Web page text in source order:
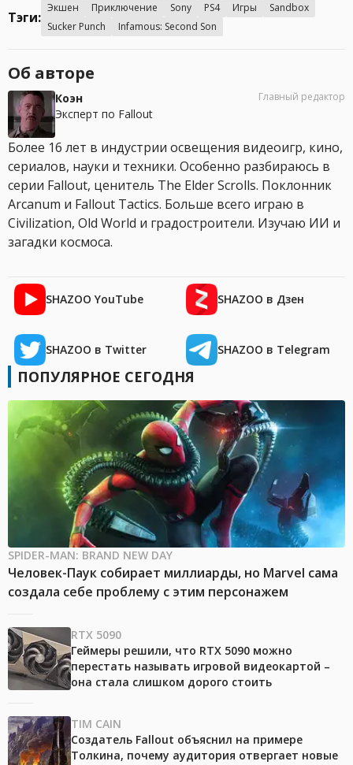
Тэги:
Экшен Приключение Sony PS4 Игры
Sandbox
Sucker Punch
Infamous: Second Son
Об авторе
Коэн
Эксперт по Fallout
Главный редактор
Более 16 лет в индустрии освещения видеоигр, кино,
сериалов, науки и техники. Особенно разбираюсь в
серии Fallout, ценитель The Elder Scrolls. Поклонник
Arcanum и Fallout Tactics. Больше всего играю в
Civilization, Old World и градостроители. Изучаю ИИ и
загадки космоса.
SHAZOO YouTube SHAZOO в Дзен
SHAZOO в Twitter SHAZOO в Telegram
ПОПУЛЯРНОЕ СЕГОДНЯ
SPIDER-MAN: BRAND NEW DAY
Человек-Паук собирает миллиарды, но Marvel сама
создала себе проблему с этим персонажем
RTX 5090
Геймеры решили, что RTX 5090 можно
перестать называть игровой видеокартой –
она стала слишком дорого стоить
TIM CAIN
Создатель Fallout объяснил на примере
Толкина, почему аудитория отвергает новые